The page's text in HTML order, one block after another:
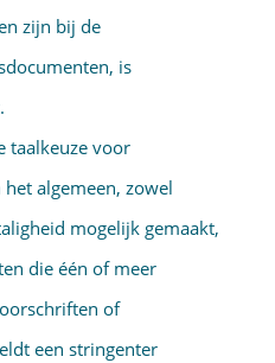
zijn bij de
is
taalkeuze voor
algemeen, zowel
mogelijk gemaakt,
die één of meer
of
een stringenter